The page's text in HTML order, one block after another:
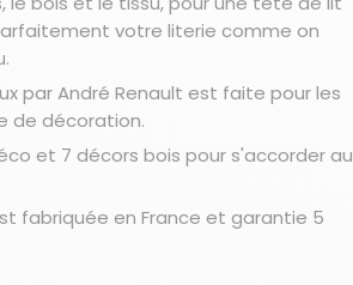
votre literie comme on
par André Renault est faite pour les
de décoration.
et 7 décors bois pour s'accorder au
fabriquée en France et garantie 5